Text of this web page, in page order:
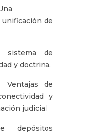
Una
de
sistema de
y doctrina.
Ventajas de
y
judicial
depósitos